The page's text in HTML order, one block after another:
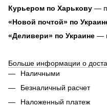
Курьером по Харькову —
«Новой почтой» по
«Деливери» по Украине —
Больше информации о
Наличными
Безналичный расчет
Наложенный платеж